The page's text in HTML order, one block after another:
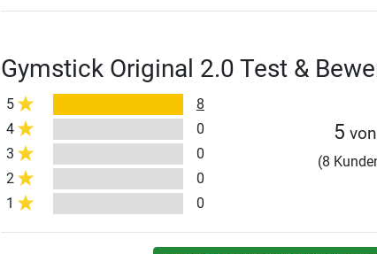
Gymstick Original 2.0 Test &
5
8
4
0
3
0
2
0
1
0
5
(8